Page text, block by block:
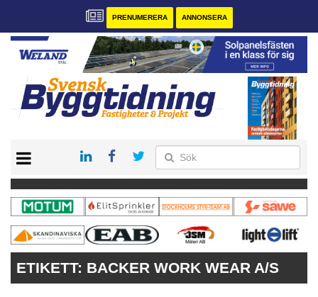
PRENUMERERA ANNONSERA
PRENUMERERA
VÅRA ANDRA MAGASIN
ANNONSERA
KONTAKT
ETIKETT: BACKER WORK WEAR A/S